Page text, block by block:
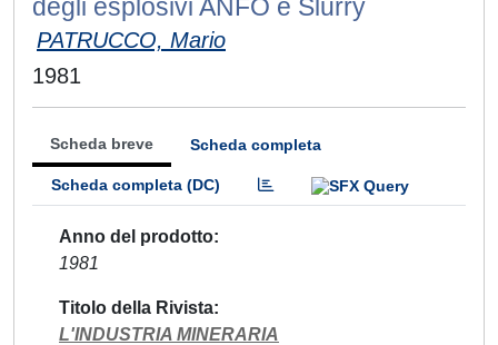
degli esplosivi ANFO e Slurry
PATRUCCO, Mario
1981
Scheda breve Scheda completa
Scheda completa (DC)
Anno del prodotto
1981
Titolo della Rivista
L'INDUSTRIA MINERARIA